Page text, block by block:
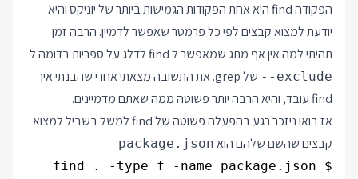
הפקודה find היא אחת הפקודות הגמישות ביותר של יוניקס והיא
יודעת למצוא קבצים לפי כל פרמטר שאפשר לדמיין. הרבה זמן
תהיתי למה אין אף מתג שמאפשר ל find לדלג על ספריות בדומה ל
--exclude
של grep. את התשובה מצאתי אחרי שהבנתי איך
find עובד, והיא הרבה יותר פשוטה ממה שאתם מדמיינים.
אז בואו ניזכר רגע בהפעלה פשוטה של find למשל בשביל למצוא
קבצים שהשם שלהם הוא package.json
:
$ find . -type f -name package.json